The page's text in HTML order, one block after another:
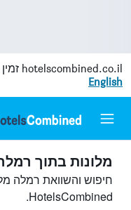
hotelscombined.co.il
English
מלונות בתוך
חיפוש והשוואת רמלה
HotelsCombined.